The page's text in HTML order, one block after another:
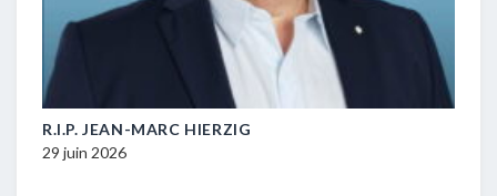
R.I.P. JEAN-MARC HIERZIG
29 juin 2026